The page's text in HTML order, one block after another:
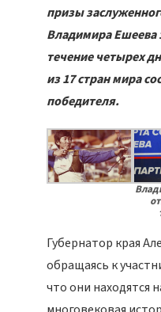
призы
Владимира Ешеева
течение четырех
из 17 стран мира
победителя.
Губернатор края
обращаясь к
что они находятся